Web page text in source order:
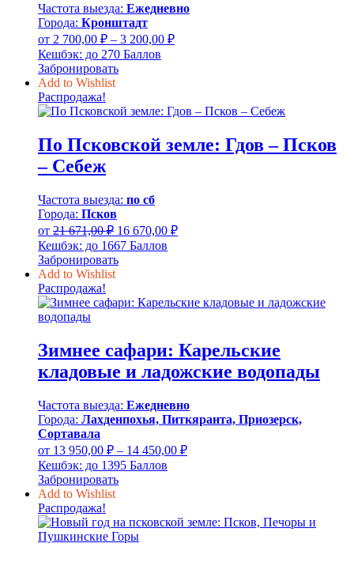
Частота выезда: Ежедневно
Города: Кронштадт
от 2 700,00 ₽ – 3 200,00 ₽Диапазон
3
Кешбэк: до 270 Баллов
Забронировать
Add to Wishlist
Распродажа!
По Псковской земле: Гдов – Псков
– Себеж
Частота выезда: по сб
Города: Псков
от 21 671,00₽ Первоначальная
цена
составляла
21
16 670,00 ₽Текущая
Кешбэк: до 1667 Баллов
Забронировать
Add to Wishlist
Распродажа!
Зимнее сафари: Карельские
кладовые и ладожские водопады
Частота выезда: Ежедневно
Города: Лахденпохья, Питкяранта, Приозерск,
Сортавала
от 13 950,00 ₽ – 14 450,00 ₽Диапазон
14
Кешбэк: до 1395 Баллов
Забронировать
Add to Wishlist
Распродажа!